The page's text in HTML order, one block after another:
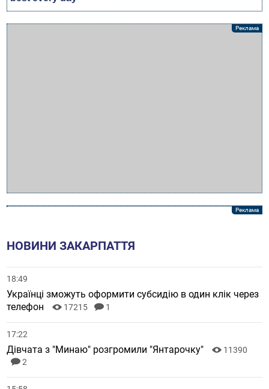
НОВИНИ ЗАКАРПАТТЯ
18:49
Українці зможуть оформити субсидію в один клік через
телефон
17215 1
17:22
Дівчата з "Минаю" розгромили "Янтарочку"
11390
2